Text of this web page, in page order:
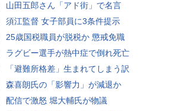
山田五郎さん「アド街」で名言
須江監督 女子部員に3条件提示
25歳国税職員が脱税か 懲戒免職
ラグビー選手が熱中症で倒れ死亡
「避難所格差」生まれてしまう訳
森喜朗氏の「影響力」が減退か
配信で激怒 堀大輔氏が物議